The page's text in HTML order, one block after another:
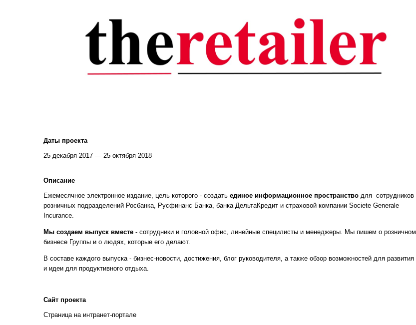
Даты проекта
25 декабря 2017 — 25 октября 2018
Описание
Ежемесячное электронное издание, цель которого - создать единое информационное пространство для сотрудников
розничных подразделений Росбанка, Русфинанс Банка, банка ДельтаКредит и страховой компании Societe Generale
Incurance.
Мы создаем выпуск вместе - сотрудники и головной офис, линейные специлисты и менеджеры. Мы пишем о розничном
бизнесе Группы и о людях, которые его делают.
В составе каждого выпуска - бизнес-новости, достижения, блог руководителя, а также обзор возможностей для развития
и идеи для продуктивного отдыха.
Сайт проекта
Страница на интранет-портале